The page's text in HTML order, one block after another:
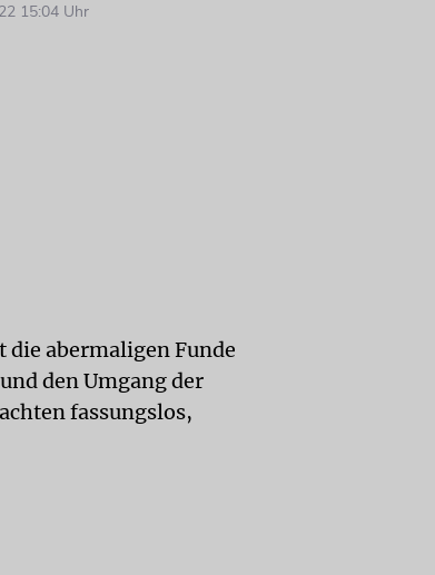
15:04 Uhr
die abermaligen Funde
den Umgang der
fassungslos,